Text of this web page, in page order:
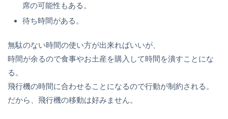
席の可能性もある。
待ち時間がある。
無駄のない時間の使い方が出来ればいいが、
時間が余るので食事やお土産を購入して時間を潰すことにな
る。
飛行機の時間に合わせることになるので行動が制約される。
だから、飛行機の移動は好みません。